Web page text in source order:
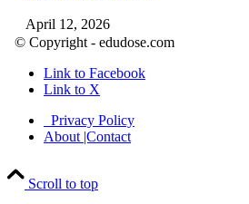
April 12, 2026
April 9, 2026
नासा का आर्टेमिस-2 मिशन: मनुष्य
पहुंचा
April 7, 2026
© Copyright - edudose.com
Link to Facebook
Link to X
Privacy Policy
About |Contact
Scroll to top